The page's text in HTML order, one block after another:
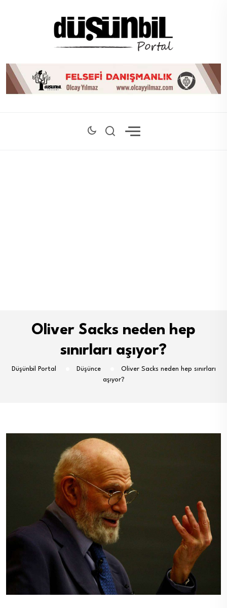
Oliver Sacks neden hep
sınırları aşıyor?
Düşünbil Portal Düşünce
Oliver Sacks neden hep sınırları
aşıyor?